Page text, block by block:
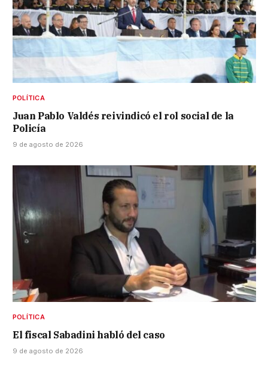
POLÍTICA
Juan Pablo Valdés reivindicó el rol social de la
Policía
9 de agosto de 2026
POLÍTICA
El fiscal Sabadini habló del caso
9 de agosto de 2026